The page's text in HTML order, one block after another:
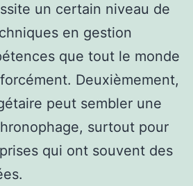
un certain niveau de
en gestion
que tout le monde
Deuxièmement,
peut sembler une
surtout pour
qui ont souvent des